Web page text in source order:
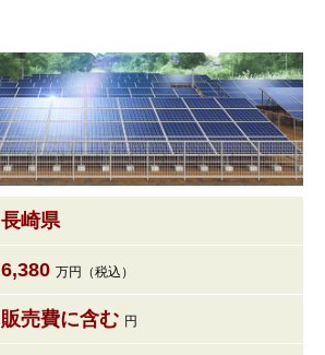
長崎県
6,380 万円（税込）
販売費に含む 円